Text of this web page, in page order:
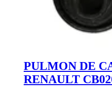
PULMON DE
RENAULT